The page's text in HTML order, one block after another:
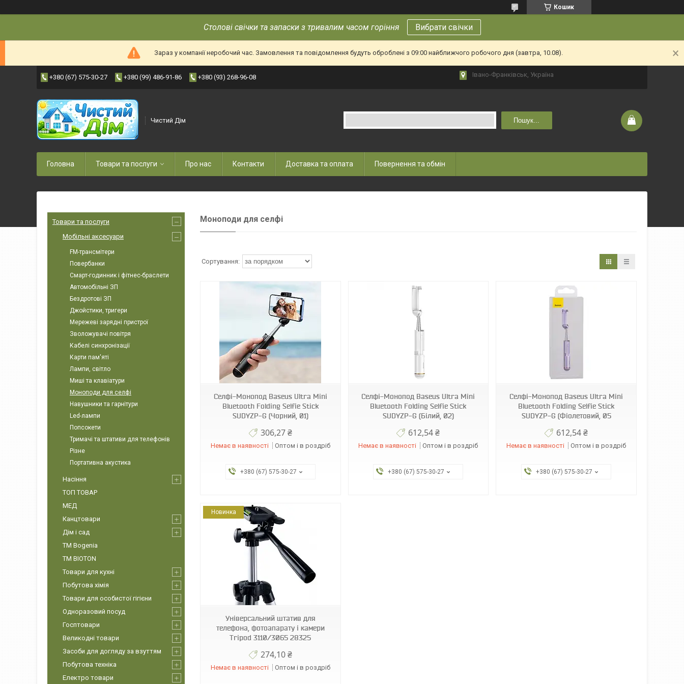
Кошик
Столові свічки та запаски з тривалим часом горіння Вибрати свічки
Зараз у компанії неробочий час. Замовлення та повідомлення будуть оброблені з 09:00 найближчого робочого дня (завтра, 10.08).
+380 (67) 575-30-27 +380 (99) 486-91-86 +380 (93) 268-96-08 Івано-Франківськ, Україна
Чистий Дім Пошук...
Головна Товари та послуги Про нас Контакти Доставка та оплата Повернення та обмін
Моноподи для селфі
Селфі-Монопод Baseus Ultra Mini
Bluetooth Folding Selfie Stick
SUDYZP-G (Чорний, 01)
306,27 ₴
Немає в наявності Оптом і в роздріб
+380 (67) 575-30-27
6953156205772
Селфі-Монопод Baseus Ultra Mini
Bluetooth Folding Selfie Stick
SUDYZP-G (Бiлий, 02)
612,54 ₴
Немає в наявності Оптом і в роздріб
+380 (67) 575-30-27
Селфі-Монопод Baseus Ultra Mini
Bluetooth Folding Selfie Stick
SUDYZP-G (Фіолетовий, 05
612,54 ₴
Немає в наявності Оптом і в роздріб
+380 (67) 575-30-27
12167
Новинка
Універсальний штатив для
телефона, фотоапарату і камери
Tripod 3110/3065 28325
274,10 ₴
Немає в наявності Оптом і в роздріб
Товари та послуги
Мобільні аксесуари
FM-трансмітери
Повербанки
Смарт-годинник і фітнес-браслети
Автомобільні ЗП
Бездротові ЗП
Джойстики, тригери
Мережеві зарядні пристрої
Зволожувачі повітря
Кабелі синхронізації
Карти пам'яті
Лампи, світло
Миші та клавіатури
Моноподи для селфі
Навушники та гарнітури
Led-лампи
Попсокети
Тримачі та штативи для телефонів
Різне
Портативна акустика
Насіння
ТОП ТОВАР
МЕД
Канцтовари
Дім і сад
ТМ Bogenia
ТМ BIOTON
Товари для кухні
Побутова хімія
Товари для особистої гігієни
Одноразовий посуд
Госптовари
Великодні товари
Засоби для догляду за взуттям
Побутова техніка
Електро товари